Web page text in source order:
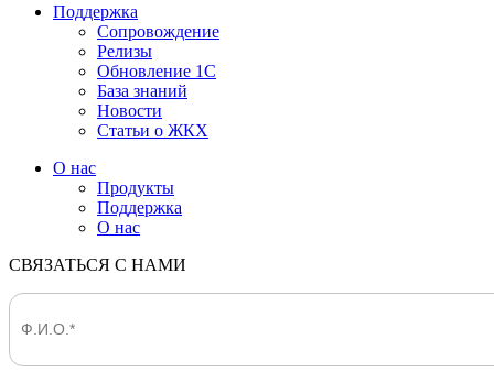
Поддержка
Сопровождение
Релизы
Обновление 1С
База знаний
Новости
Статьи о ЖКХ
О нас
Продукты
Поддержка
О нас
СВЯЗАТЬСЯ С НАМИ